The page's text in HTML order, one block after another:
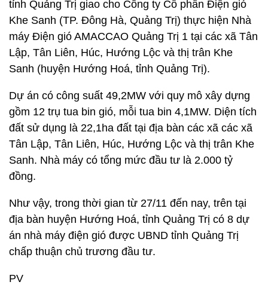
tỉnh Quảng Trị giao cho Công ty Cổ phần Điện gió
Khe Sanh (TP. Đông Hà, Quảng Trị) thực hiện Nhà
máy Điện gió AMACCAO Quảng Trị 1 tại các xã Tân
Lập, Tân Liên, Húc, Hướng Lộc và thị trân Khe
Sanh (huyện Hướng Hoá, tỉnh Quảng Trị).
Dự án có công suất 49,2MW với quy mô xây dựng
gồm 12 trụ tua bin gió, mỗi tua bin 4,1MW. Diện tích
đất sử dụng là 22,1ha đất tại địa bàn các xã các xã
Tân Lập, Tân Liên, Húc, Hướng Lộc và thị trân Khe
Sanh. Nhà máy có tổng mức đầu tư là 2.000 tỷ
đồng.
Như vậy, trong thời gian từ 27/11 đến nay, trên tại
địa bàn huyện Hướng Hoá, tỉnh Quảng Trị có 8 dự
án nhà máy điện gió được UBND tỉnh Quảng Trị
chấp thuận chủ trương đầu tư.
PV